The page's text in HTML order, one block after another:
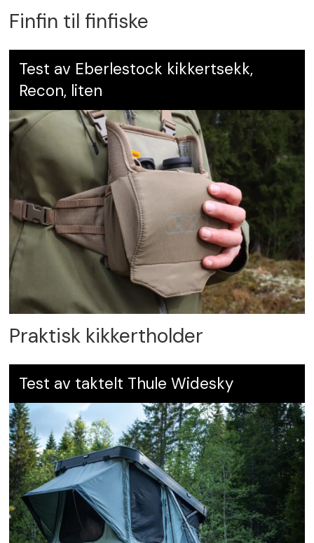
Finfin til finfiske
Test av Eberlestock kikkertsekk,
Recon, liten
Praktisk kikkertholder
Test av taktelt Thule Widesky